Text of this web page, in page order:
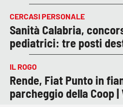
CERCASI PERSONALE
Sanità Calabria,
pediatrici: tre posti
IL ROGO
Rende, Fiat Punto in
parcheggio della Coop |